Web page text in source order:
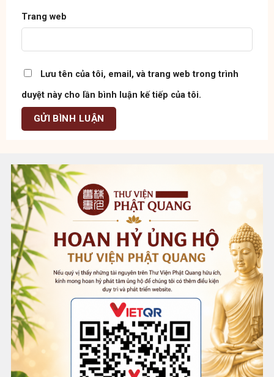
Trang web
Lưu tên của tôi, email, và trang web trong trình
duyệt này cho lần bình luận kế tiếp của tôi.